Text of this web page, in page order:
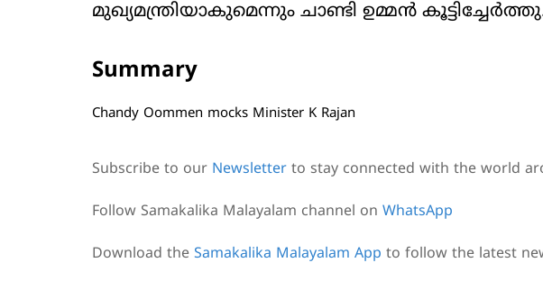
മുഖ്യമന്ത്രിയാകുമെന്നും ചാണ്ടി ഉമ്മന്‍
Summary
Chandy Oommen mocks Minister K Rajan
Subscribe to our Newsletter to stay connected with the world
Follow Samakalika Malayalam channel on WhatsApp
Download the Samakalika Malayalam App to follow the latest